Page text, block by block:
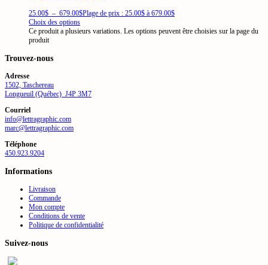
25.00$ – 679.00$Plage de prix : 25.00$ à 679.00$
Choix des options
Ce produit a plusieurs variations. Les options peuvent être choisies sur la page du
produit
Trouvez-nous
Adresse
1502, Taschereau
Longueuil (Québec) J4P 3M7
Courriel
info@lettragraphic.com
marc@lettragraphic.com
Téléphone
450.923.9204
Informations
Livraison
Commande
Mon compte
Conditions de vente
Politique de confidentialité
Suivez-nous